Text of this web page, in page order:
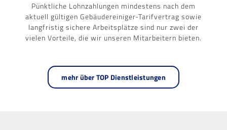
Pünktliche Lohnzahlungen mindestens nach dem
aktuell gültigen Gebäudereiniger-Tarifvertrag sowie
langfristig sichere Arbeitsplätze sind nur zwei der
vielen Vorteile, die wir unseren Mitarbeitern bieten.
mehr über TOP Dienstleistungen